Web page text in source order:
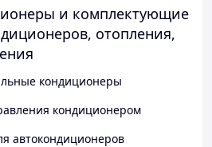
и комплектующие
отопления,
кондиционеры
кондиционером
автокондиционеров